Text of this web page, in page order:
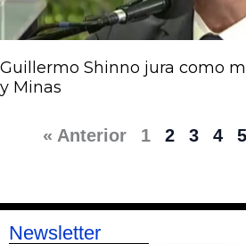
Guillermo Shinno jura como
y Minas
« Anterior 1 2 3 4 5
Newsletter